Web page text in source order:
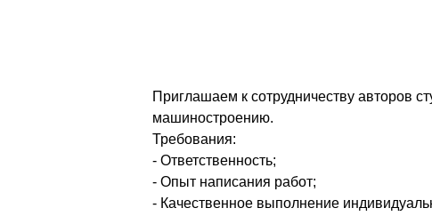
Приглашаем к сотрудничеству авторов
машиностроению.
Требования:
- Ответственность;
- Опыт написания работ;
- Качественное выполнение